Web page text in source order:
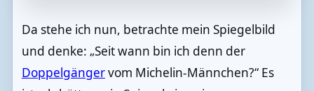
Da stehe ich nun, betrachte mein Spiegelbild
und denke: „Seit wann bin ich denn der
Doppelgängervom Michelin-Männchen?“ Es